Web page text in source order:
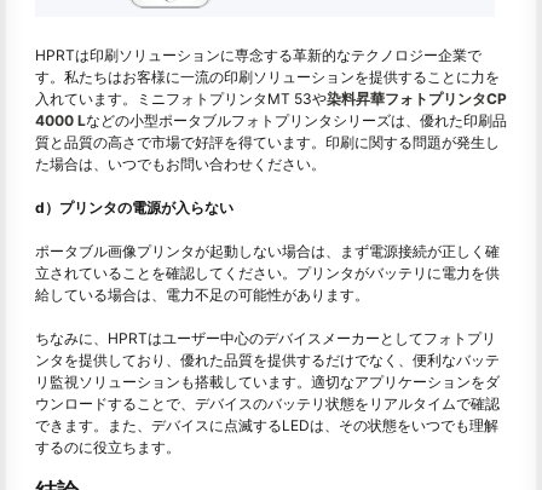
HPRTは印刷ソリューションに専念する革新的なテクノロジー企業で
す。私たちはお客様に一流の印刷ソリューションを提供することに力を
入れています。ミニフォトプリンタMT 53や染料昇華フォトプリンタCP
4000 Lなどの小型ポータブルフォトプリンタシリーズは、優れた印刷品
質と品質の高さで市場で好評を得ています。印刷に関する問題が発生し
た場合は、いつでもお問い合わせください。
d）プリンタの電源が入らない
ポータブル画像プリンタが起動しない場合は、まず電源接続が正しく確
立されていることを確認してください。プリンタがバッテリに電力を供
給している場合は、電力不足の可能性があります。
ちなみに、HPRTはユーザー中心のデバイスメーカーとしてフォトプリ
ンタを提供しており、優れた品質を提供するだけでなく、便利なバッテ
リ監視ソリューションも搭載しています。適切なアプリケーションをダ
ウンロードすることで、デバイスのバッテリ状態をリアルタイムで確認
できます。また、デバイスに点滅するLEDは、その状態をいつでも理解
するのに役立ちます。